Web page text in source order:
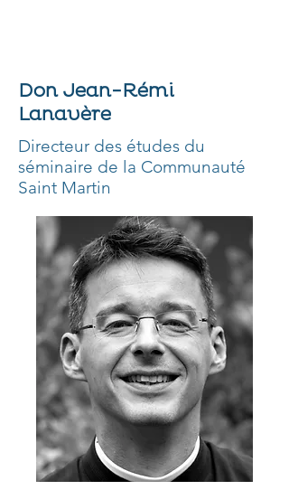
Don Jean-Rémi
Lanavère
Directeur des études du
séminaire de la Communauté
Saint Martin